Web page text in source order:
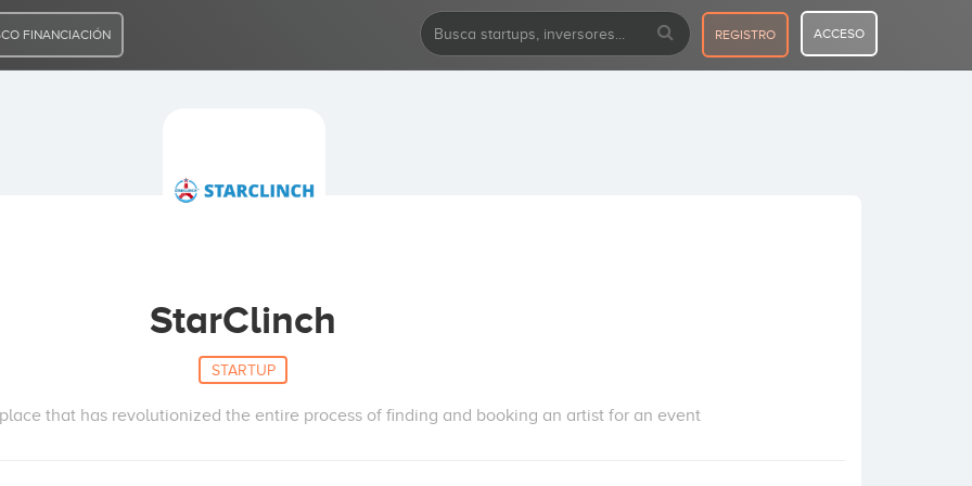
FINANCIACIÓN REGISTRO ACCESO
StarClinch
STARTUP
that has revolutionized the entire process of finding and booking an artist for an event